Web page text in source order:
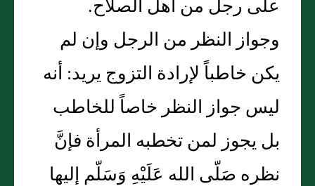
على رجل من أهل الصلاح.
وجواز النظر من الرجل وإن لم
يكن خاطباً لإرادة التزوج يريد: أنه
ليس جواز النظر خاصاً للخاطب
بل يجوز لمن تخطبه المرأة فإنَّ
نظره صَلّى الله عَلَيْهِ وَسَلّم إليها